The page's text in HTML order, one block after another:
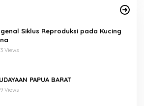
Siklus Reproduksi pada Kucing
Views
PAPUA BARAT
Views